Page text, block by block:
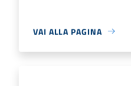
VAI ALLA PAGINA